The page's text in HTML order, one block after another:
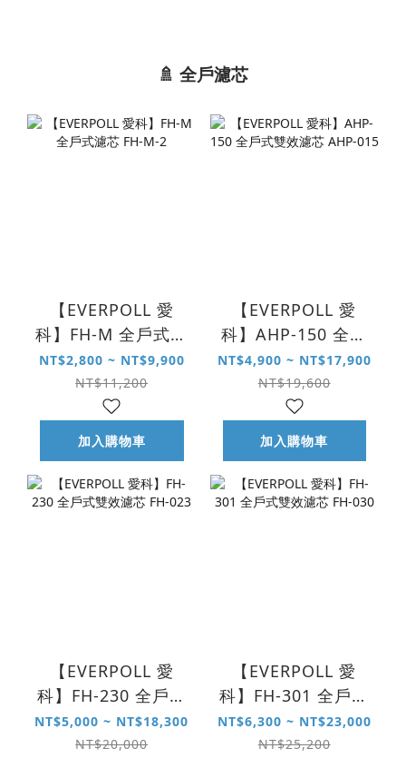
🚿 全戶濾芯
【EVERPOLL 愛
科】FH-M 全戶式濾
芯 FH-M-2
NT$2,800 ~ NT$9,900
NT$11,200
加入購物車
【EVERPOLL 愛
科】AHP-150 全戶
式雙效濾芯 AHP-
015
NT$4,900 ~ NT$17,900
NT$19,600
加入購物車
【EVERPOLL 愛
科】FH-230 全戶式
雙效濾芯 FH-023
NT$5,000 ~ NT$18,300
NT$20,000
【EVERPOLL 愛
科】FH-301 全戶式
雙效濾芯 FH-030
NT$6,300 ~ NT$23,000
NT$25,200